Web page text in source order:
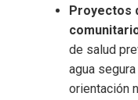
Proyectos
de salud
agua
orientación